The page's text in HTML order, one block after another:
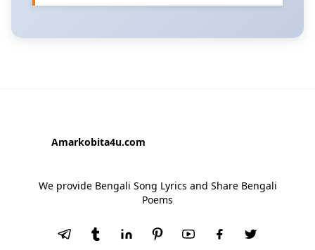
Amarkobita4u.com
We provide Bengali Song Lyrics and Share Bengali
Poems